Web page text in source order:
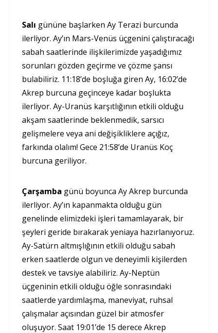
Salı gününe başlarken Ay Terazi burcunda
ilerliyor. Ay’ın Mars-Venüs üçgenini çalıştıracağı
sabah saatlerinde ilişkilerimizde yaşadığımız
sorunları gözden geçirme ve çözme şansı
bulabiliriz. 11:18’de boşluğa giren Ay, 16:02’de
Akrep burcuna geçinceye kadar boşlukta
ilerliyor. Ay-Uranüs karşıtlığının etkili olduğu
akşam saatlerinde beklenmedik, sarsıcı
gelişmelere veya ani değişikliklere açığız,
farkında olalım! Gece 21:58’de Uranüs Koç
burcuna geriliyor.
Çarşamba günü boyunca Ay Akrep burcunda
ilerliyor. Ay’ın kapanmakta olduğu gün
genelinde elimizdeki işleri tamamlayarak, bir
şeyleri geride bırakarak yeniaya hazırlanıyoruz.
Ay-Satürn altmışlığının etkili olduğu sabah
erken saatlerde olgun ve deneyimli kişilerden
destek ve tavsiye alabiliriz. Ay-Neptün
üçgeninin etkili olduğu öğle sonrasındaki
saatlerde yardımlaşma, maneviyat, ruhsal
çalışmalar açısından güzel bir atmosfer
oluşuyor. Saat 19:01’de 15 derece Akrep